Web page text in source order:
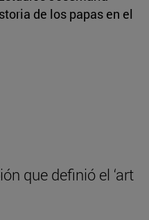
de los papas en el
que definió el ‘art